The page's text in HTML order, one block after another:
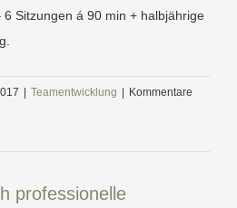
Sitzungen á 90 min + halbjährige
Teamentwicklung
Kommentare
professionelle